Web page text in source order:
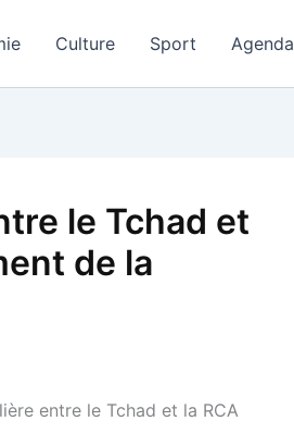
Culture Sport Agenda
le Tchad et
de la
entre le Tchad et la RCA